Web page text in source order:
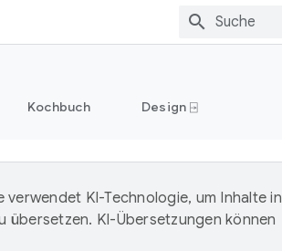
Kochbuch Design ⍈
verwendet KI-Technologie, um Inhalte in
übersetzen. KI-Übersetzungen können